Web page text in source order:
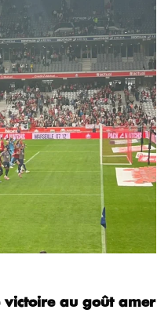
victoire au goût amer